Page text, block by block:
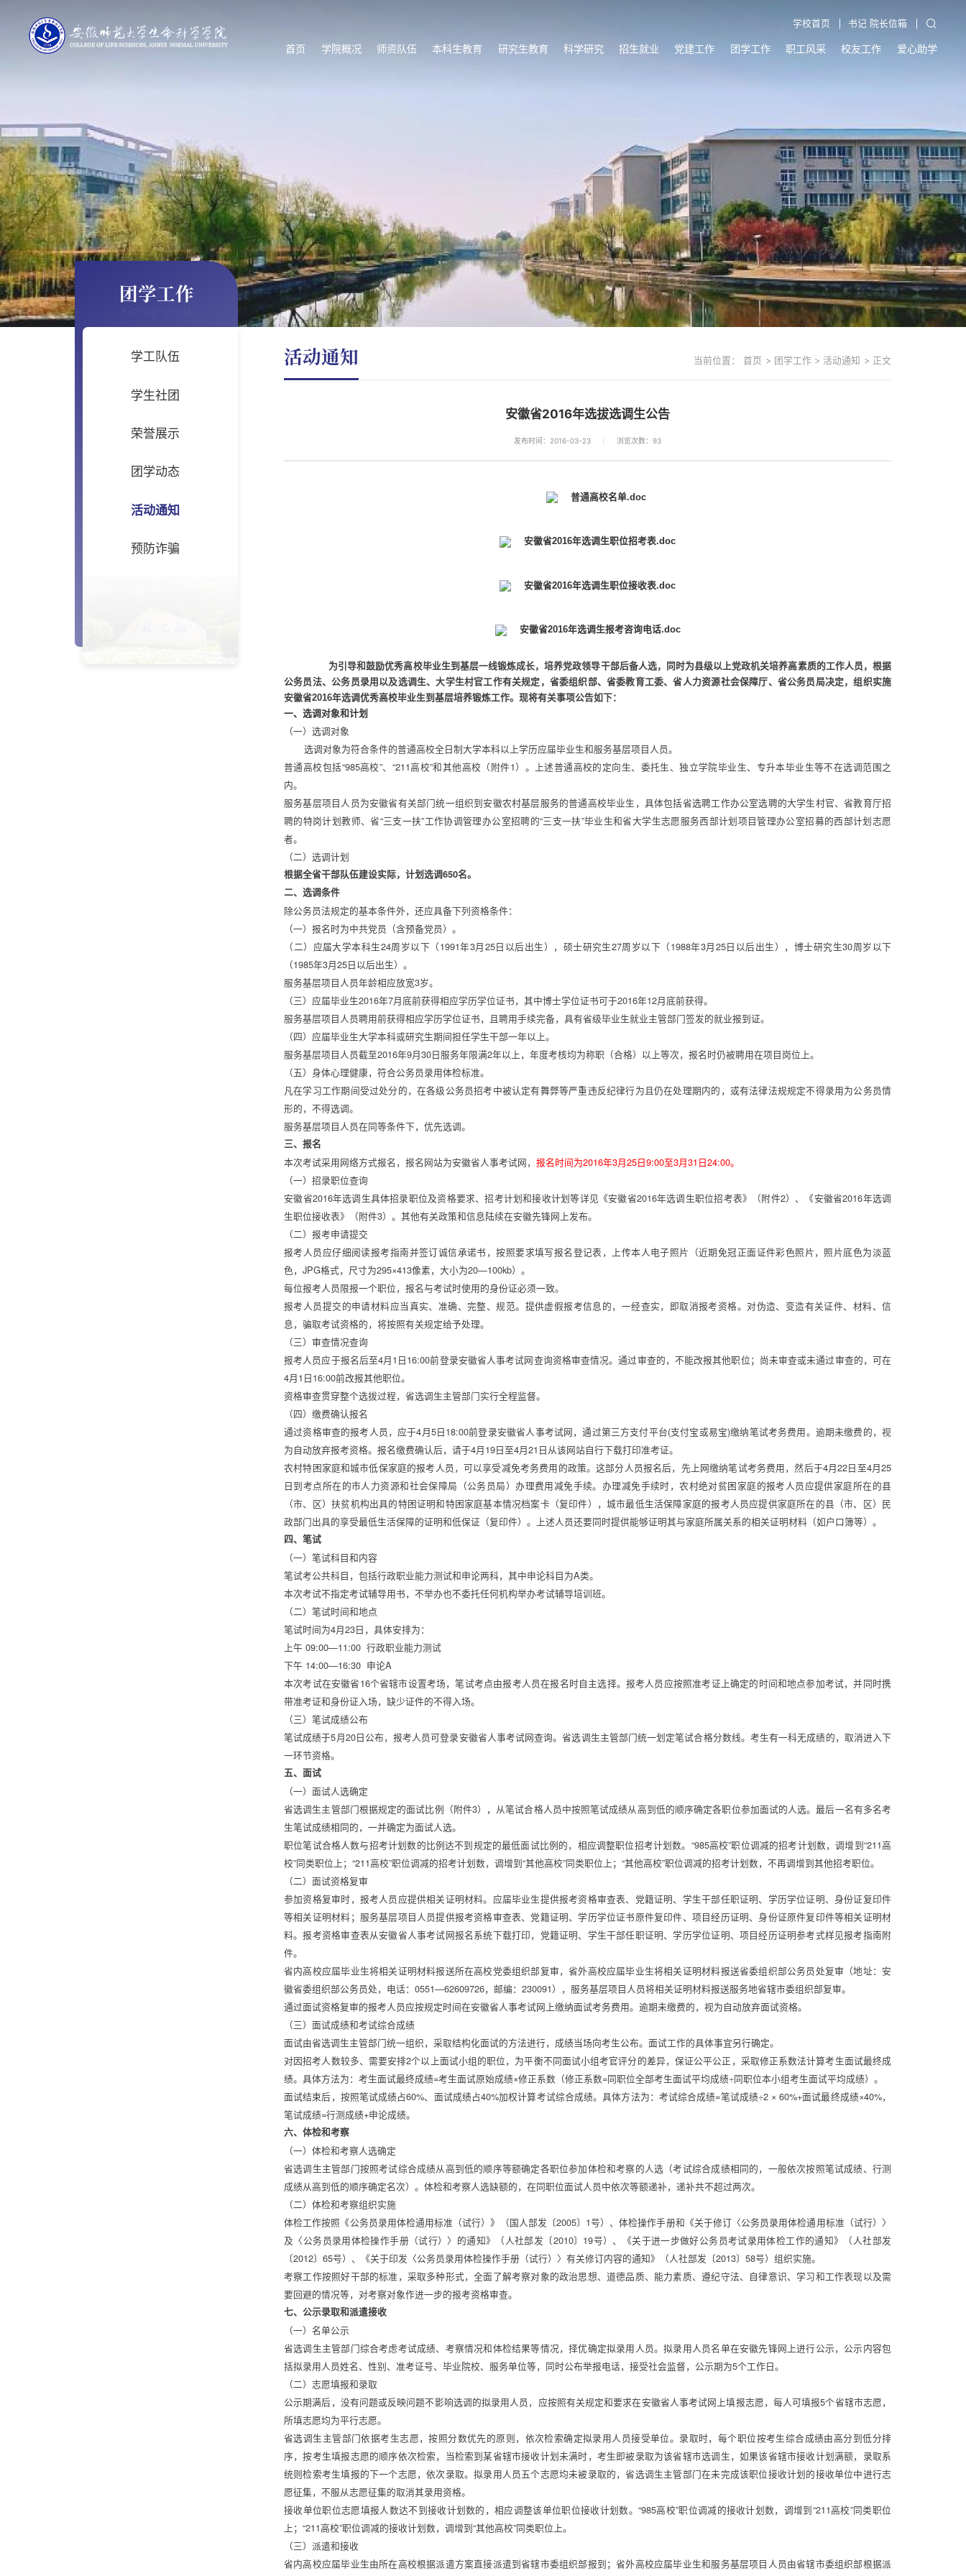
学校首页 书记 院长信箱
首页 学院概况 师资队伍 本科生教育 研究生教育 科学研究 招生就业 党建工作 团学工作 职工风采 校友工作 爱心助学
团学工作
学工队伍
学生社团
荣誉展示
团学动态
活动通知
预防诈骗
活动通知 当前位置： 首页 > 团学工作 > 活动通知 > 正文
安徽省2016年选拔选调生公告
发布时间：2016-03-23 浏览次数：93
普通高校名单.doc
安徽省2016年选调生职位招考表.doc
安徽省2016年选调生职位接收表.doc
安徽省2016年选调生报考咨询电话.doc
为引导和鼓励优秀高校毕业生到基层一线锻炼成长，培养党政领导干部后备人选，同时为县级以上党政机关培养高素质的工作人员，根据
公务员法、公务员录用以及选调生、大学生村官工作有关规定，省委组织部、省委教育工委、省人力资源社会保障厅、省公务员局决定，组织实施
安徽省2016年选调优秀高校毕业生到基层培养锻炼工作。现将有关事项公告如下：
一、选调对象和计划
（一）选调对象
选调对象为符合条件的普通高校全日制大学本科以上学历应届毕业生和服务基层项目人员。
普通高校包括“985高校”、“211高校”和其他高校（附件1）。上述普通高校的定向生、委托生、独立学院毕业生、专升本毕业生等不在选调范围之
内。
服务基层项目人员为安徽省有关部门统一组织到安徽农村基层服务的普通高校毕业生，具体包括省选聘工作办公室选聘的大学生村官、省教育厅招
聘的特岗计划教师、省“三支一扶”工作协调管理办公室招聘的“三支一扶”毕业生和省大学生志愿服务西部计划项目管理办公室招募的西部计划志愿
者。
（二）选调计划
根据全省干部队伍建设实际，计划选调650名。
二、选调条件
除公务员法规定的基本条件外，还应具备下列资格条件：
（一）报名时为中共党员（含预备党员）。
（二）应届大学本科生24周岁以下（1991年3月25日以后出生），硕士研究生27周岁以下（1988年3月25日以后出生），博士研究生30周岁以下
（1985年3月25日以后出生）。
服务基层项目人员年龄相应放宽3岁。
（三）应届毕业生2016年7月底前获得相应学历学位证书，其中博士学位证书可于2016年12月底前获得。
服务基层项目人员聘用前获得相应学历学位证书，且聘用手续完备，具有省级毕业生就业主管部门签发的就业报到证。
（四）应届毕业生大学本科或研究生期间担任学生干部一年以上。
服务基层项目人员截至2016年9月30日服务年限满2年以上，年度考核均为称职（合格）以上等次，报名时仍被聘用在项目岗位上。
（五）身体心理健康，符合公务员录用体检标准。
凡在学习工作期间受过处分的，在各级公务员招考中被认定有舞弊等严重违反纪律行为且仍在处理期内的，或有法律法规规定不得录用为公务员情
形的，不得选调。
服务基层项目人员在同等条件下，优先选调。
三、报名
本次考试采用网络方式报名，报名网站为安徽省人事考试网，报名时间为2016年3月25日9:00至3月31日24:00。
（一）招录职位查询
安徽省2016年选调生具体招录职位及资格要求、招考计划和接收计划等详见《安徽省2016年选调生职位招考表》（附件2）、《安徽省2016年选调
生职位接收表》（附件3）。其他有关政策和信息陆续在安徽先锋网上发布。
（二）报考申请提交
报考人员应仔细阅读报考指南并签订诚信承诺书，按照要求填写报名登记表，上传本人电子照片（近期免冠正面证件彩色照片，照片底色为淡蓝
色，JPG格式，尺寸为295×413像素，大小为20—100kb）。
每位报考人员限报一个职位，报名与考试时使用的身份证必须一致。
报考人员提交的申请材料应当真实、准确、完整、规范。提供虚假报考信息的，一经查实，即取消报考资格。对伪造、变造有关证件、材料、信
息，骗取考试资格的，将按照有关规定给予处理。
（三）审查情况查询
报考人员应于报名后至4月1日16:00前登录安徽省人事考试网查询资格审查情况。通过审查的，不能改报其他职位；尚未审查或未通过审查的，可在
4月1日16:00前改报其他职位。
资格审查贯穿整个选拔过程，省选调生主管部门实行全程监督。
（四）缴费确认报名
通过资格审查的报考人员，应于4月5日18:00前登录安徽省人事考试网，通过第三方支付平台(支付宝或易宝)缴纳笔试考务费用。逾期未缴费的，视
为自动放弃报考资格。报名缴费确认后，请于4月19日至4月21日从该网站自行下载打印准考证。
农村特困家庭和城市低保家庭的报考人员，可以享受减免考务费用的政策。这部分人员报名后，先上网缴纳笔试考务费用，然后于4月22日至4月25
日到考点所在的市人力资源和社会保障局（公务员局）办理费用减免手续。办理减免手续时，农村绝对贫困家庭的报考人员应提供家庭所在的县
（市、区）扶贫机构出具的特困证明和特困家庭基本情况档案卡（复印件），城市最低生活保障家庭的报考人员应提供家庭所在的县（市、区）民
政部门出具的享受最低生活保障的证明和低保证（复印件）。上述人员还要同时提供能够证明其与家庭所属关系的相关证明材料（如户口簿等）。
四、笔试
（一）笔试科目和内容
笔试考公共科目，包括行政职业能力测试和申论两科，其中申论科目为A类。
本次考试不指定考试辅导用书，不举办也不委托任何机构举办考试辅导培训班。
（二）笔试时间和地点
笔试时间为4月23日，具体安排为：
上午 09:00—11:00  行政职业能力测试
下午 14:00—16:30  申论A
本次考试在安徽省16个省辖市设置考场，笔试考点由报考人员在报名时自主选择。报考人员应按照准考证上确定的时间和地点参加考试，并同时携
带准考证和身份证入场，缺少证件的不得入场。
（三）笔试成绩公布
笔试成绩于5月20日公布，报考人员可登录安徽省人事考试网查询。省选调生主管部门统一划定笔试合格分数线。考生有一科无成绩的，取消进入下
一环节资格。
五、面试
（一）面试人选确定
省选调生主管部门根据规定的面试比例（附件3），从笔试合格人员中按照笔试成绩从高到低的顺序确定各职位参加面试的人选。最后一名有多名考
生笔试成绩相同的，一并确定为面试人选。
职位笔试合格人数与招考计划数的比例达不到规定的最低面试比例的，相应调整职位招考计划数。“985高校”职位调减的招考计划数，调增到“211高
校”同类职位上；“211高校”职位调减的招考计划数，调增到“其他高校”同类职位上；“其他高校”职位调减的招考计划数，不再调增到其他招考职位。
（二）面试资格复审
参加资格复审时，报考人员应提供相关证明材料。应届毕业生提供报考资格审查表、党籍证明、学生干部任职证明、学历学位证明、身份证复印件
等相关证明材料；服务基层项目人员提供报考资格审查表、党籍证明、学历学位证书原件复印件、项目经历证明、身份证原件复印件等相关证明材
料。报考资格审查表从安徽省人事考试网报名系统下载打印，党籍证明、学生干部任职证明、学历学位证明、项目经历证明参考式样见报考指南附
件。
省内高校应届毕业生将相关证明材料报送所在高校党委组织部复审，省外高校应届毕业生将相关证明材料报送省委组织部公务员处复审（地址：安
徽省委组织部公务员处，电话：0551—62609726，邮编：230091），服务基层项目人员将相关证明材料报送服务地省辖市委组织部复审。
通过面试资格复审的报考人员应按规定时间在安徽省人事考试网上缴纳面试考务费用。逾期未缴费的，视为自动放弃面试资格。
（三）面试成绩和考试综合成绩
面试由省选调生主管部门统一组织，采取结构化面试的方法进行，成绩当场向考生公布。面试工作的具体事宜另行确定。
对因招考人数较多、需要安排2个以上面试小组的职位，为平衡不同面试小组考官评分的差异，保证公平公正，采取修正系数法计算考生面试最终成
绩。具体方法为：考生面试最终成绩=考生面试原始成绩×修正系数（修正系数=同职位全部考生面试平均成绩÷同职位本小组考生面试平均成绩）。
面试结束后，按照笔试成绩占60%、面试成绩占40%加权计算考试综合成绩。具体方法为：考试综合成绩=笔试成绩÷2 × 60%+面试最终成绩×40%，
笔试成绩=行测成绩+申论成绩。
六、体检和考察
（一）体检和考察人选确定
省选调生主管部门按照考试综合成绩从高到低的顺序等额确定各职位参加体检和考察的人选（考试综合成绩相同的，一般依次按照笔试成绩、行测
成绩从高到低的顺序确定名次）。体检和考察人选缺额的，在同职位面试人员中依次等额递补，递补共不超过两次。
（二）体检和考察组织实施
体检工作按照《公务员录用体检通用标准（试行）》（国人部发〔2005〕1号）、体检操作手册和《关于修订〈公务员录用体检通用标准（试行）〉
及〈公务员录用体检操作手册（试行）〉的通知》（人社部发〔2010〕19号）、《关于进一步做好公务员考试录用体检工作的通知》（人社部发
〔2012〕65号）、《关于印发〈公务员录用体检操作手册（试行）〉有关修订内容的通知》（人社部发〔2013〕58号）组织实施。
考察工作按照好干部的标准，采取多种形式，全面了解考察对象的政治思想、道德品质、能力素质、遵纪守法、自律意识、学习和工作表现以及需
要回避的情况等，对考察对象作进一步的报考资格审查。
七、公示录取和派遣接收
（一）名单公示
省选调生主管部门综合考虑考试成绩、考察情况和体检结果等情况，择优确定拟录用人员。拟录用人员名单在安徽先锋网上进行公示，公示内容包
括拟录用人员姓名、性别、准考证号、毕业院校、服务单位等，同时公布举报电话，接受社会监督，公示期为5个工作日。
（二）志愿填报和录取
公示期满后，没有问题或反映问题不影响选调的拟录用人员，应按照有关规定和要求在安徽省人事考试网上填报志愿，每人可填报5个省辖市志愿，
所填志愿均为平行志愿。
省选调生主管部门依据考生志愿，按照分数优先的原则，依次检索确定拟录用人员接受单位。录取时，每个职位按考生综合成绩由高分到低分排
序，按考生填报志愿的顺序依次检索，当检索到某省辖市接收计划未满时，考生即被录取为该省辖市选调生，如果该省辖市接收计划满额，录取系
统则检索考生填报的下一个志愿，依次录取。拟录用人员五个志愿均未被录取的，省选调生主管部门在未完成该职位接收计划的接收单位中进行志
愿征集，不服从志愿征集的取消其录用资格。
接收单位职位志愿填报人数达不到接收计划数的，相应调整该单位职位接收计划数。“985高校”职位调减的接收计划数，调增到“211高校”同类职位
上；“211高校”职位调减的接收计划数，调增到“其他高校”同类职位上。
（三）派遣和接收
省内高校应届毕业生由所在高校根据派遣方案直接派遣到省辖市委组织部报到；省外高校应届毕业生和服务基层项目人员由省辖市委组织部根据派